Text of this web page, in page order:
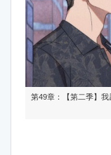
第49章：【第二季】